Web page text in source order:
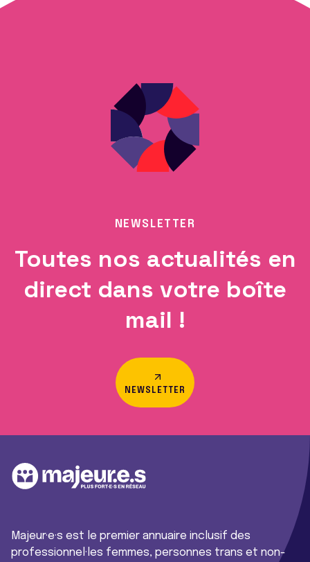
NEWSLETTER
Toutes nos actualités en
direct dans votre boîte
mail !
NEWSLETTER
Majeur·e·s est le premier annuaire inclusif des
professionnel·les femmes, personnes trans et non-